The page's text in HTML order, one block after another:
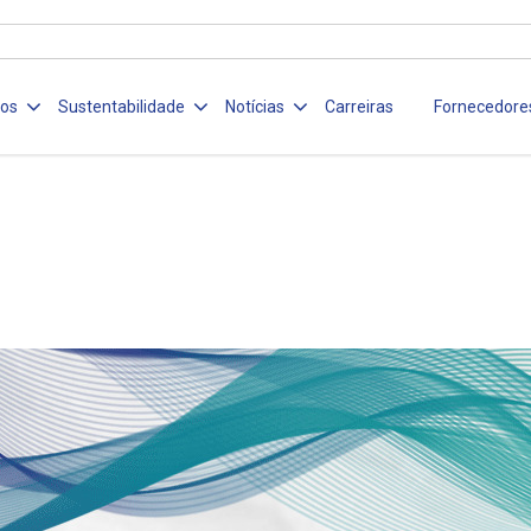
Sustentabilidade Notícias Carreiras